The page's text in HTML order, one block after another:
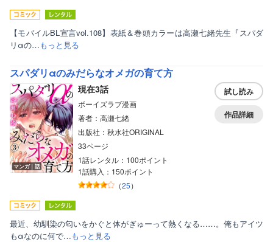
【モバイルBL宣言vol.108】表紙＆巻頭カラーは高瀬七緒先生『スパダ
リαの…もっと見る
スパダリαのみだらなオメガの育て方
マンガ｜話
現在3話
ボーイズラブ漫画
著者：高瀬七緒
出版社：秋水社ORIGINAL
33ページ
1話レンタル：100ポイント
1話購入：150ポイント
（25）
試し読み
作品詳細
最近、幼馴染の匂いをかぐと体がぎゅーって熱くなる……。俺もアイツ
もαなのに何で…もっと見る